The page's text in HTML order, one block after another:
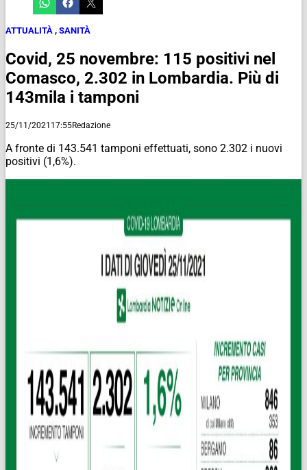
ATTUALITÀ , SANITÀ
Covid, 25 novembre: 115 positivi nel
Comasco, 2.302 in Lombardia. Più di
143mila i tamponi
25/11/2021 17:55Redazione
A fronte di 143.541 tamponi effettuati, sono 2.302 i nuovi
positivi (1,6%).